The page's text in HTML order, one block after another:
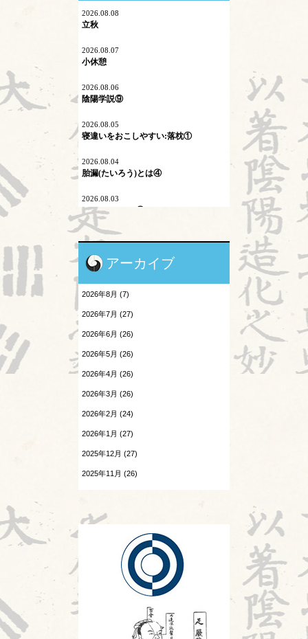
ネットワーク
マイコプラズマ肺炎
内因
不内外因
二十四節気
刺激量
医学史
地震酔い
小児と鍼灸
森のようちえん
温病
熱と治療
痺証
鍼灸教育について
2026.08.08
立秋
2026.08.07
小休憩
2026.08.06
陰陽学説⑨
2026.08.05
寝違いをおこしやすい:落枕①
2026.08.04
胎漏(たいろう)とは④
2026.08.03
Hospitalistとは③
2026.08.01
2026.07.31
前期筆記試験終了
2026.07.30
頭が痛い③
胎漏(たいろう)とは③
Hospitalistとは②
2026.07.25
酷暑
胎漏(たいろう)とは②
アーカイブ
2026年8月 (7)
2026年7月 (27)
2026年6月 (26)
2026年5月 (26)
2026年4月 (26)
2026年3月 (26)
2026年2月 (24)
2026年1月 (27)
2025年12月 (27)
2025年11月 (26)
2025年9月 (25)